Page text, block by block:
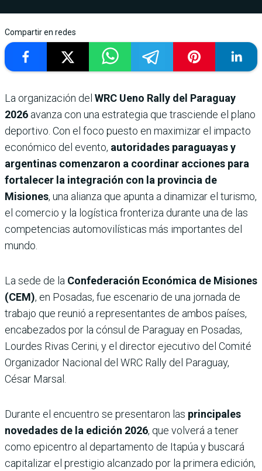
Compartir en redes
La organización del WRC Ueno Rally del Paraguay
2026 avanza con una estrategia que trasciende el plano
deportivo. Con el foco puesto en maximizar el impacto
económico del evento, autoridades paraguayas y
argentinas comenzaron a coordinar acciones para
fortalecer la integración con la provincia de
Misiones, una alianza que apunta a dinamizar el turismo,
el comercio y la logística fronteriza durante una de las
competencias automovilísticas más importantes del
mundo.
La sede de la Confederación Económica de Misiones
(CEM), en Posadas, fue escenario de una jornada de
trabajo que reunió a representantes de ambos países,
encabezados por la cónsul de Paraguay en Posadas,
Lourdes Rivas Cerini, y el director ejecutivo del Comité
Organizador Nacional del WRC Rally del Paraguay,
César Marsal.
Durante el encuentro se presentaron las principales
novedades de la edición 2026, que volverá a tener
como epicentro al departamento de Itapúa y buscará
capitalizar el prestigio alcanzado por la primera edición,